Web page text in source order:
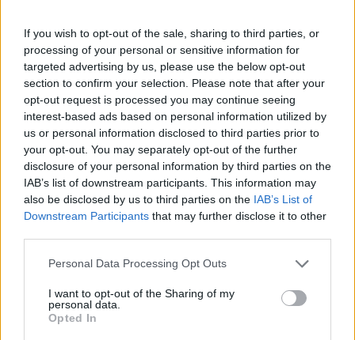
If you wish to opt-out of the sale, sharing to third parties, or
processing of your personal or sensitive information for
targeted advertising by us, please use the below opt-out
section to confirm your selection. Please note that after your
opt-out request is processed you may continue seeing
interest-based ads based on personal information utilized by
us or personal information disclosed to third parties prior to
your opt-out. You may separately opt-out of the further
disclosure of your personal information by third parties on the
IAB’s list of downstream participants. This information may
also be disclosed by us to third parties on the IAB’s List of
Downstream Participants that may further disclose it to other
Personal Data Processing Opt Outs
I want to opt-out of the Sharing of my
personal data.
Opted In
Responder